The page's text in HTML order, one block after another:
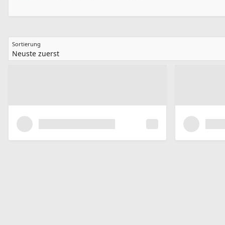
Sortierung